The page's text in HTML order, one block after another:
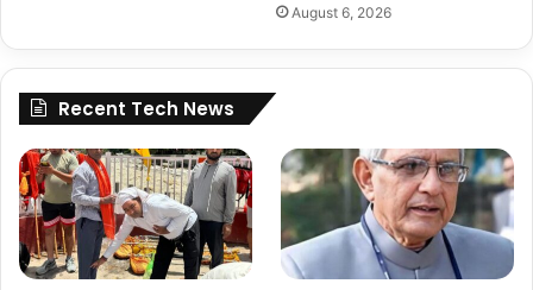
August 6, 2026
Recent Tech News